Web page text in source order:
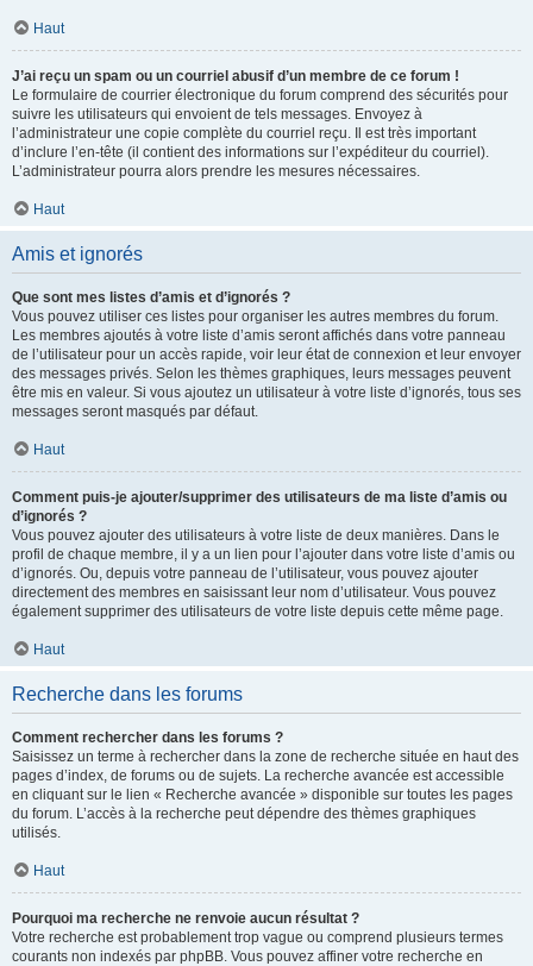
Haut
J’ai reçu un spam ou un courriel abusif d’un membre de ce forum !
Le formulaire de courrier électronique du forum comprend des sécurités pour
suivre les utilisateurs qui envoient de tels messages. Envoyez à
l’administrateur une copie complète du courriel reçu. Il est très important
d’inclure l’en-tête (il contient des informations sur l’expéditeur du courriel).
L’administrateur pourra alors prendre les mesures nécessaires.
Haut
Amis et ignorés
Que sont mes listes d’amis et d’ignorés ?
Vous pouvez utiliser ces listes pour organiser les autres membres du forum.
Les membres ajoutés à votre liste d’amis seront affichés dans votre panneau
de l’utilisateur pour un accès rapide, voir leur état de connexion et leur envoyer
des messages privés. Selon les thèmes graphiques, leurs messages peuvent
être mis en valeur. Si vous ajoutez un utilisateur à votre liste d’ignorés, tous ses
messages seront masqués par défaut.
Haut
Comment puis-je ajouter/supprimer des utilisateurs de ma liste d’amis ou
d’ignorés ?
Vous pouvez ajouter des utilisateurs à votre liste de deux manières. Dans le
profil de chaque membre, il y a un lien pour l’ajouter dans votre liste d’amis ou
d’ignorés. Ou, depuis votre panneau de l’utilisateur, vous pouvez ajouter
directement des membres en saisissant leur nom d’utilisateur. Vous pouvez
également supprimer des utilisateurs de votre liste depuis cette même page.
Haut
Recherche dans les forums
Comment rechercher dans les forums ?
Saisissez un terme à rechercher dans la zone de recherche située en haut des
pages d’index, de forums ou de sujets. La recherche avancée est accessible
en cliquant sur le lien « Recherche avancée » disponible sur toutes les pages
du forum. L’accès à la recherche peut dépendre des thèmes graphiques
utilisés.
Haut
Pourquoi ma recherche ne renvoie aucun résultat ?
Votre recherche est probablement trop vague ou comprend plusieurs termes
courants non indexés par phpBB. Vous pouvez affiner votre recherche en